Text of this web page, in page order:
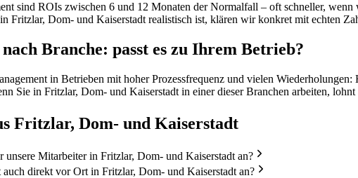
sind ROIs zwischen 6 und 12 Monaten der Normalfall – oft schneller,
Fritzlar, Dom- und Kaiserstadt realistisch ist, klären wir konkret mit echten
Branche: passt es zu Ihrem Betrieb?
in Betrieben mit hoher Prozessfrequenz und vielen
Sie in Fritzlar, Dom- und Kaiserstadt in einer dieser Branchen arbeiten, lohnt
Fritzlar, Dom- und Kaiserstadt
unsere Mitarbeiter in Fritzlar, Dom- und Kaiserstadt an?
auch direkt vor Ort in Fritzlar, Dom- und Kaiserstadt an?